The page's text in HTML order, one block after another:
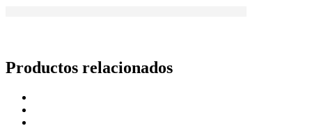
Productos relacionados